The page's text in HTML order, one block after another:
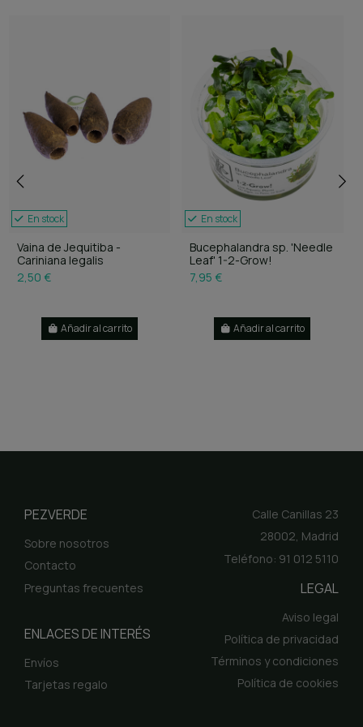
En stock
Vaina de Jequitiba -
Cariniana legalis
2,50 €
Añadir al carrito
En stock
Bucephalandra sp. 'Needle
Leaf' 1-2-Grow!
7,95 €
Añadir al carrito
PEZVERDE
Sobre nosotros
Contacto
Preguntas frecuentes
ENLACES DE INTERÉS
Envíos
Tarjetas regalo
Calle Canillas 23
28002, Madrid
Teléfono: 91 012 5110
LEGAL
Aviso legal
Política de privacidad
Términos y condiciones
Política de cookies